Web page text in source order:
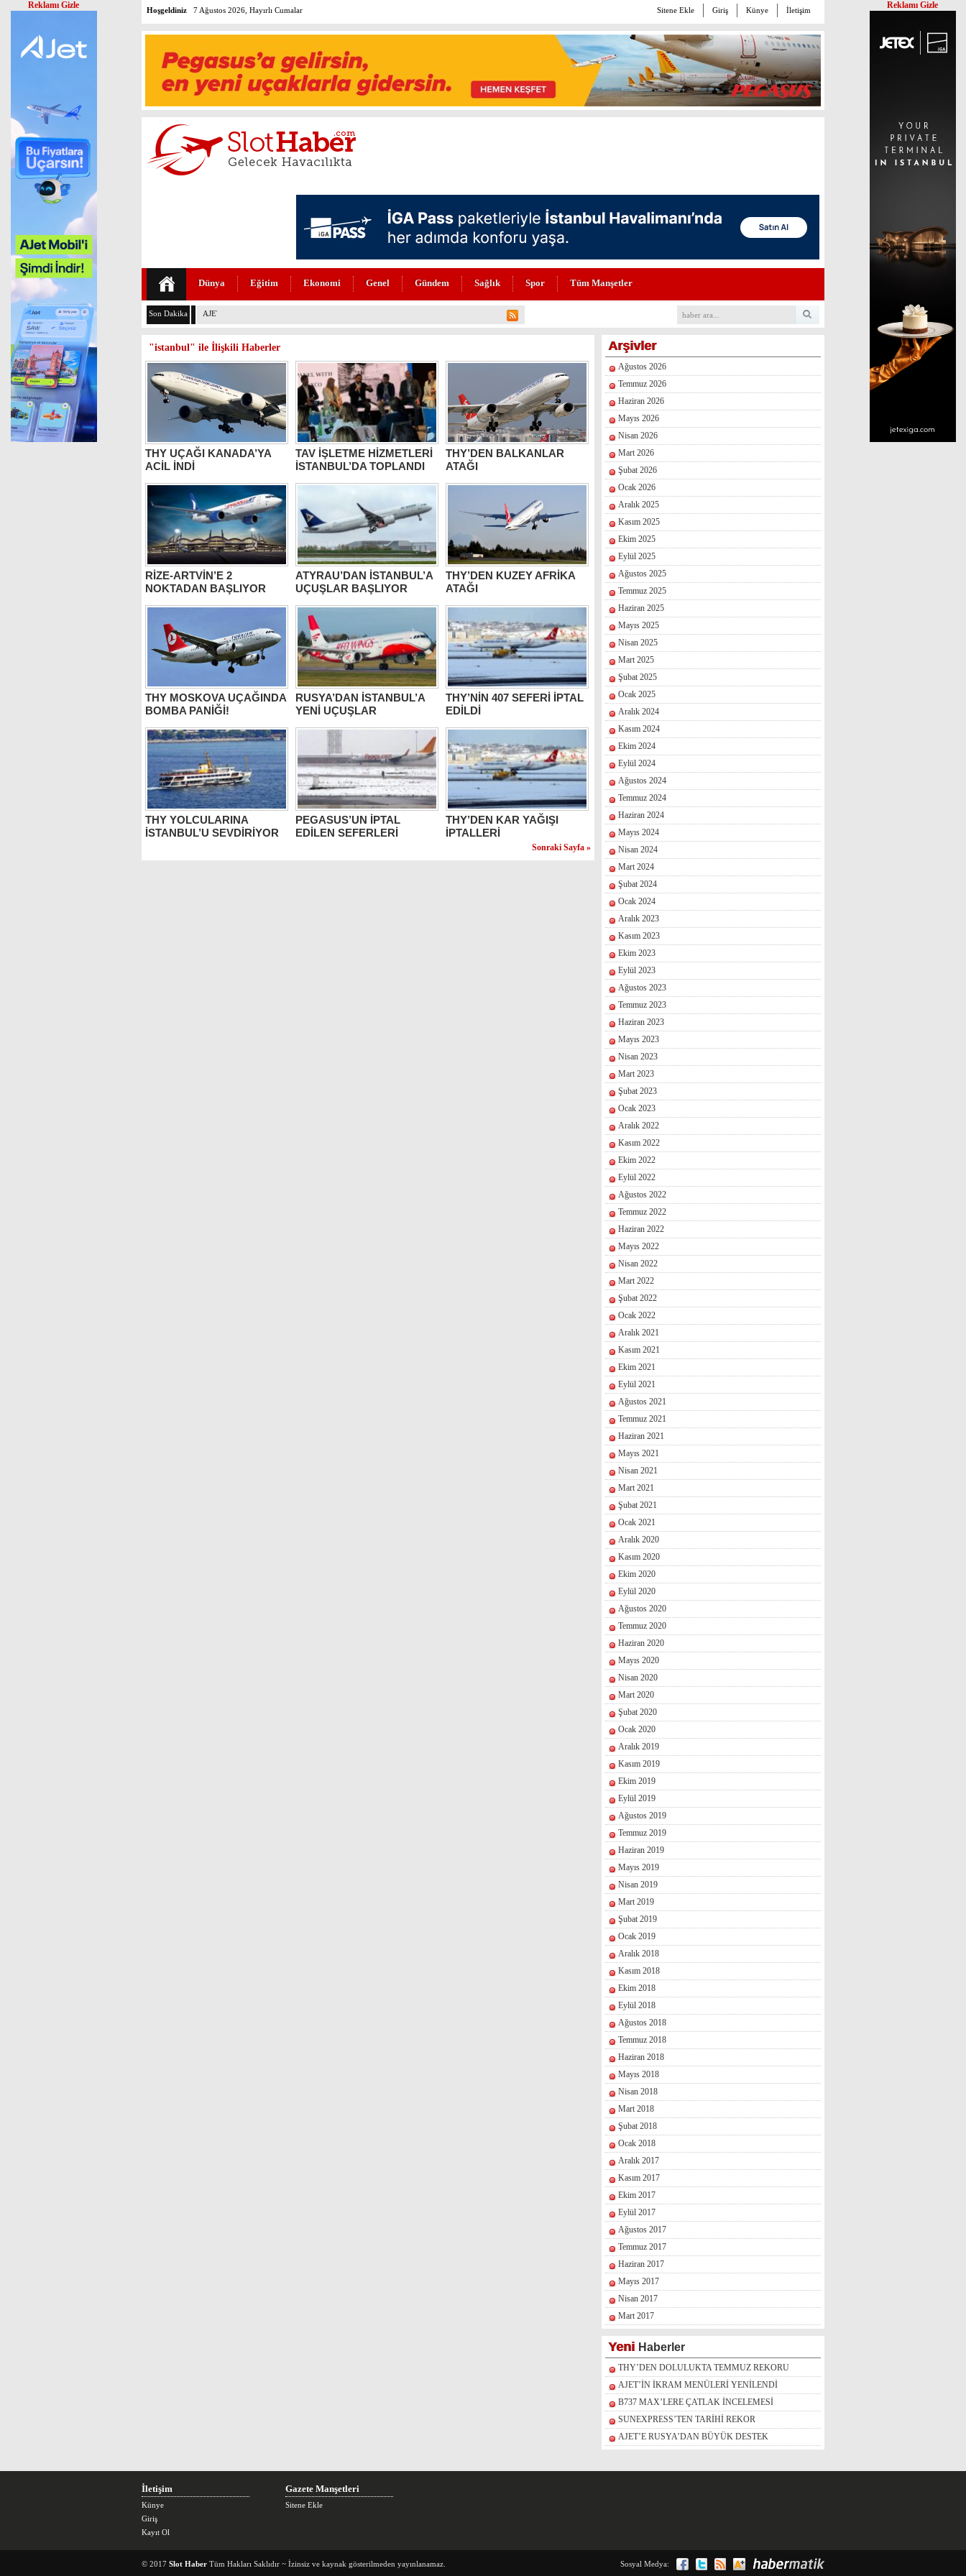
Hoşgeldiniz 7 Ağustos 2026, Hayırlı Cumalar Sitene Ekle Giriş Künye İletişim
Dünya Eğitim Ekonomi Genel Gündem Sağlık Spor Tüm Manşetler
Son Dakika AJET’İN İKRAM MENÜLERİ YENİLENDİ
"istanbul" ile İlişkili Haberler
THY UÇAĞI KANADA’YA
ACİL İNDİ
TAV İŞLETME HİZMETLERİ
İSTANBUL’DA TOPLANDI
THY’DEN BALKANLAR
ATAĞI
RİZE-ARTVİN’E 2
NOKTADAN BAŞLIYOR
ATYRAU’DAN İSTANBUL’A
UÇUŞLAR BAŞLIYOR
THY’DEN KUZEY AFRİKA
ATAĞI
THY MOSKOVA UÇAĞINDA
BOMBA PANİĞİ!
RUSYA’DAN İSTANBUL’A
YENİ UÇUŞLAR
THY’NİN 407 SEFERİ İPTAL
EDİLDİ
THY YOLCULARINA
İSTANBUL’U SEVDİRİYOR
PEGASUS’UN İPTAL
EDİLEN SEFERLERİ
THY’DEN KAR YAĞIŞI
İPTALLERİ
Sonraki Sayfa »
Arşivler
Ağustos 2026
Temmuz 2026
Haziran 2026
Mayıs 2026
Nisan 2026
Mart 2026
Şubat 2026
Ocak 2026
Aralık 2025
Kasım 2025
Ekim 2025
Eylül 2025
Ağustos 2025
Temmuz 2025
Haziran 2025
Mayıs 2025
Nisan 2025
Mart 2025
Şubat 2025
Ocak 2025
Aralık 2024
Kasım 2024
Ekim 2024
Eylül 2024
Ağustos 2024
Temmuz 2024
Haziran 2024
Mayıs 2024
Nisan 2024
Mart 2024
Şubat 2024
Ocak 2024
Aralık 2023
Kasım 2023
Ekim 2023
Eylül 2023
Ağustos 2023
Temmuz 2023
Haziran 2023
Mayıs 2023
Nisan 2023
Mart 2023
Şubat 2023
Ocak 2023
Aralık 2022
Kasım 2022
Ekim 2022
Eylül 2022
Ağustos 2022
Temmuz 2022
Haziran 2022
Mayıs 2022
Nisan 2022
Mart 2022
Şubat 2022
Ocak 2022
Aralık 2021
Kasım 2021
Ekim 2021
Eylül 2021
Ağustos 2021
Temmuz 2021
Haziran 2021
Mayıs 2021
Nisan 2021
Mart 2021
Şubat 2021
Ocak 2021
Aralık 2020
Kasım 2020
Ekim 2020
Eylül 2020
Ağustos 2020
Temmuz 2020
Haziran 2020
Mayıs 2020
Nisan 2020
Mart 2020
Şubat 2020
Ocak 2020
Aralık 2019
Kasım 2019
Ekim 2019
Eylül 2019
Ağustos 2019
Temmuz 2019
Haziran 2019
Mayıs 2019
Nisan 2019
Mart 2019
Şubat 2019
Ocak 2019
Aralık 2018
Kasım 2018
Ekim 2018
Eylül 2018
Ağustos 2018
Temmuz 2018
Haziran 2018
Mayıs 2018
Nisan 2018
Mart 2018
Şubat 2018
Ocak 2018
Aralık 2017
Kasım 2017
Ekim 2017
Eylül 2017
Ağustos 2017
Temmuz 2017
Haziran 2017
Mayıs 2017
Nisan 2017
Mart 2017
Yeni Haberler
THY’DEN DOLULUKTA TEMMUZ REKORU
AJET’İN İKRAM MENÜLERİ YENİLENDİ
B737 MAX’LERE ÇATLAK İNCELEMESİ
SUNEXPRESS’TEN TARİHİ REKOR
AJET’E RUSYA’DAN BÜYÜK DESTEK
İletişim
Künye
Giriş
Kayıt Ol
Gazete Manşetleri
Sitene Ekle
© 2017 Slot Haber Tüm Hakları Saklıdır ~ İzinsiz ve kaynak gösterilmeden yayınlanamaz. Sosyal Medya:
Reklamı Gizle
Reklamı Gizle